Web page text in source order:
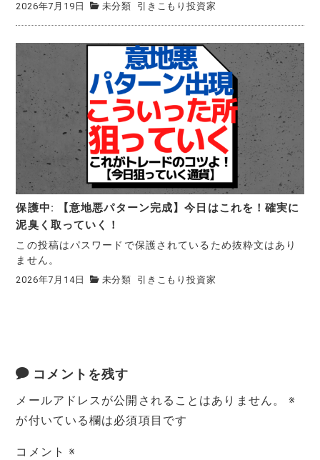
2026年7月19日 未分類 引きこもり投資家
保護中: 【意地悪パターン完成】今日はこれを！確実に
泥臭く取っていく！
この投稿はパスワードで保護されているため抜粋文はあり
ません。
2026年7月14日 未分類 引きこもり投資家
コメントを残す
メールアドレスが公開されることはありません。
※
が付いている欄は必須項目です
コメント※